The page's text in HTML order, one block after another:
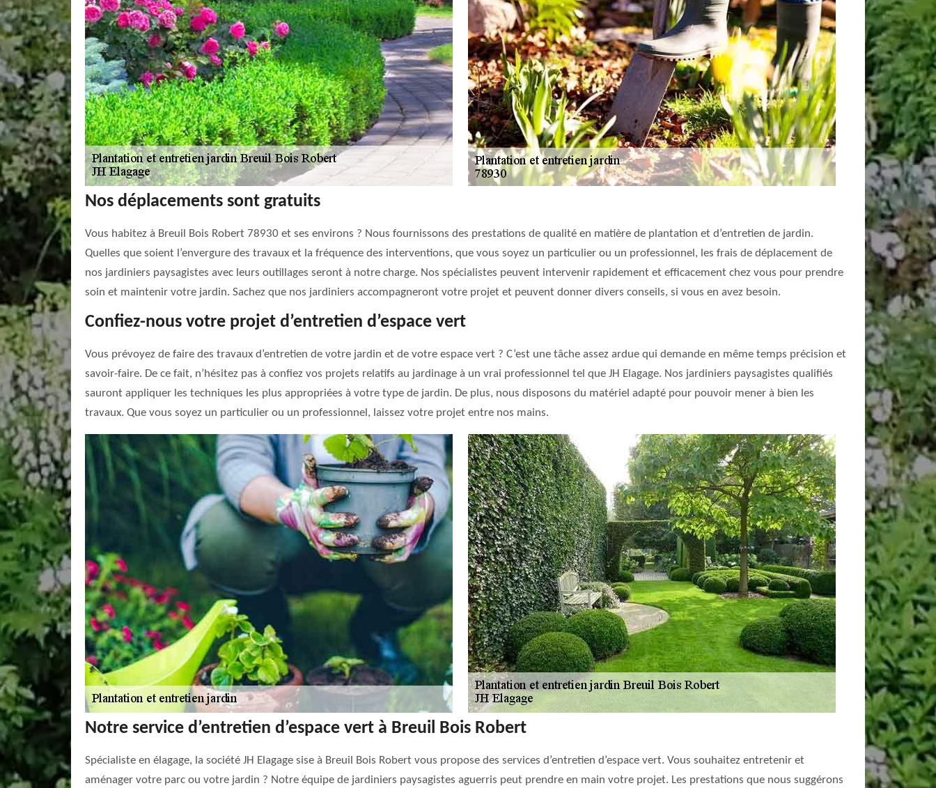
Nos déplacements sont gratuits
Vous habitez à Breuil Bois Robert 78930 et ses environs ? Nous fournissons des prestations de qualité en matière de plantation et d’entretien de jardin.
Quelles que soient l’envergure des travaux et la fréquence des interventions, que vous soyez un particulier ou un professionnel, les frais de déplacement de
nos jardiniers paysagistes avec leurs outillages seront à notre charge. Nos spécialistes peuvent intervenir rapidement et efficacement chez vous pour prendre
soin et maintenir votre jardin. Sachez que nos jardiniers accompagneront votre projet et peuvent donner divers conseils, si vous en avez besoin.
Confiez-nous votre projet d’entretien d’espace vert
Vous prévoyez de faire des travaux d’entretien de votre jardin et de votre espace vert ? C’est une tâche assez ardue qui demande en même temps précision et
savoir-faire. De ce fait, n’hésitez pas à confiez vos projets relatifs au jardinage à un vrai professionnel tel que JH Elagage. Nos jardiniers paysagistes qualifiés
sauront appliquer les techniques les plus appropriées à votre type de jardin. De plus, nous disposons du matériel adapté pour pouvoir mener à bien les
travaux. Que vous soyez un particulier ou un professionnel, laissez votre projet entre nos mains.
Notre service d’entretien d’espace vert à Breuil Bois Robert
Spécialiste en élagage, la société JH Elagage sise à Breuil Bois Robert vous propose des services d’entretien d’espace vert. Vous souhaitez entretenir et
aménager votre parc ou votre jardin ? Notre équipe de jardiniers paysagistes aguerris peut prendre en main votre projet. Les prestations que nous suggérons